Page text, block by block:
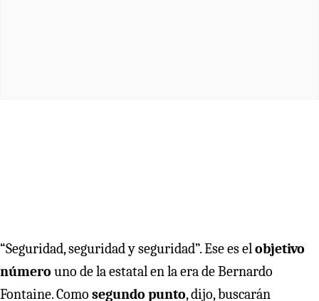
“Seguridad, seguridad y seguridad”. Ese es elobjetivo
número uno de la estatal en la era de Bernardo
Fontaine. Como segundo punto, dijo, buscarán